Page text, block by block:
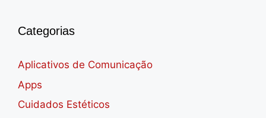
Categorias
Aplicativos de Comunicação
Apps
Cuidados Estéticos